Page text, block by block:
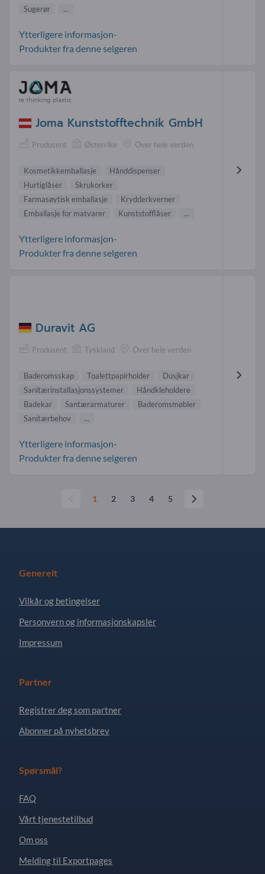
Sugerør
...
Ytterligere informasjon-
Produkter fra denne selgeren
Joma Kunststofftechnik GmbH
Produsent Østerrike Over hele verden
Kosmetikkemballasje
Hånddispenser
Hurtiglåser
Skrukorker
Farmasøytisk emballasje
Krydderkverner
Emballasje for matvarer
Kunststofflåser ...
Ytterligere informasjon-
Produkter fra denne selgeren
Duravit AG
Produsent Tyskland Over hele verden
Baderomsskap Toalettpapirholder
Dusjkar
Sanitærinstallasjonssystemer
Håndkleholdere
Badekar
Santærarmaturer
Baderomsmøbler
Sanitærbehov
...
Ytterligere informasjon-
Produkter fra denne selgeren
1 2 3 4 5
Generelt
Vilkår og betingelser
Personvern og informasjonskapsler
Impressum
Partner
Registrer deg som partner
Abonner på nyhetsbrev
Spørsmål?
FAQ
Vårt tjenestetilbud
Om oss
Melding til Exportpages